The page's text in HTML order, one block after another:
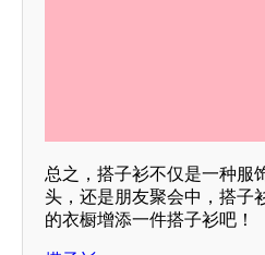
总之，搭子衫不仅是一种服
头，还是朋友聚会中，搭子
的衣橱增添一件搭子衫吧！